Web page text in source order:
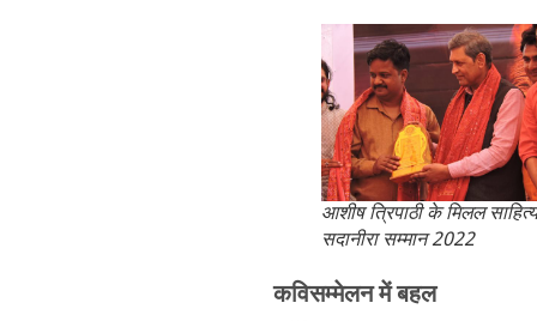
आशीष त्रिपाठी के मिलल
सदानीरा सम्मान 2022
कविसम्मेलन में बहल